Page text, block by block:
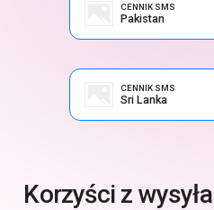
CENNIK SMS
Pakistan
CENNIK SMS
Sri Lanka
Korzyści z